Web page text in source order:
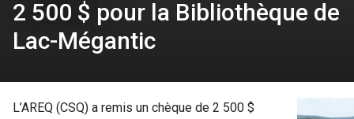
2 500 $ pour la Bibliothèque de
Lac-Mégantic
L’AREQ (CSQ) a remis un chèque de 2 500 $